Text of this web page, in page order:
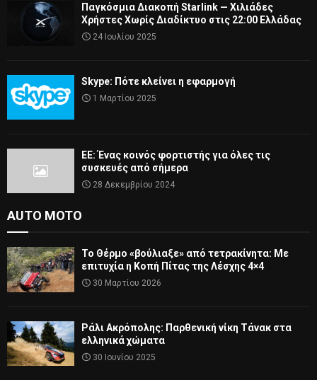
Παγκόσμια Διακοπή Starlink — Χιλιάδες
Χρήστες Χωρίς Διαδίκτυο στις 22:00 Ελλάδας
24 Ιουλίου 2025
Skype: Πότε κλείνει η εφαρμογή
1 Μαρτίου 2025
ΕΕ: Ένας κοινός φορτιστής για όλες τις
συσκευές από σήμερα
28 Δεκεμβρίου 2024
AUTO MOTO
Το Θέρμο «βούλιαξε» από τετρακίνητα: Με
επιτυχία η Κοπή Πίτας της Λέσχης 4×4
30 Μαρτίου 2026
Ράλι Ακρόπολης: Παρθενική νίκη Τάνακ στα
ελληνικά χώματα
30 Ιουνίου 2025